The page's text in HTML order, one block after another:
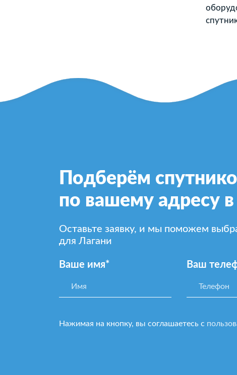
Подберём
по вашему адресу
Оставьте заявку, и мы поможем
для Лагани
Ваше имя* Ваш
Нажимая на кнопку, вы соглашаетесь с